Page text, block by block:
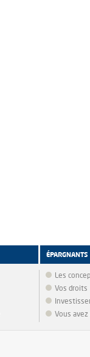
ÉPARGNANTS
Les
Vos droits
Vous